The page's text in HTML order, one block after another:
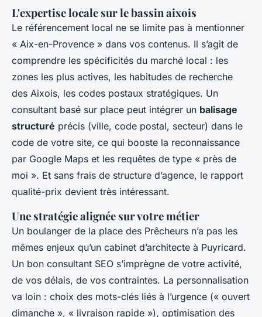
L'expertise locale sur le bassin aixois
Le référencement local ne se limite pas à mentionner
« Aix-en-Provence » dans vos contenus. Il s’agit de
comprendre les spécificités du marché local : les
zones les plus actives, les habitudes de recherche
des Aixois, les codes postaux stratégiques. Un
consultant basé sur place peut intégrer un balisage
structuré précis (ville, code postal, secteur) dans le
code de votre site, ce qui booste la reconnaissance
par Google Maps et les requêtes de type « près de
moi ». Et sans frais de structure d’agence, le rapport
qualité-prix devient très intéressant.
Une stratégie alignée sur votre métier
Un boulanger de la place des Prêcheurs n’a pas les
mêmes enjeux qu’un cabinet d’architecte à Puyricard.
Un bon consultant SEO s’imprègne de votre activité,
de vos délais, de vos contraintes. La personnalisation
va loin : choix des mots-clés liés à l’urgence (« ouvert
dimanche », « livraison rapide »), optimisation des